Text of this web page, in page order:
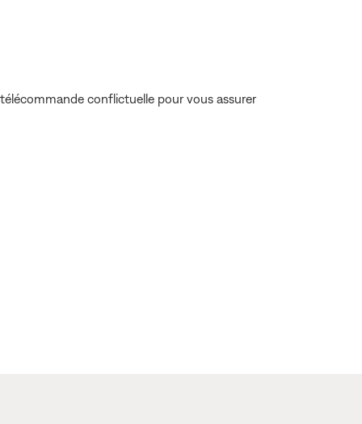
conflictuelle pour vous assurer